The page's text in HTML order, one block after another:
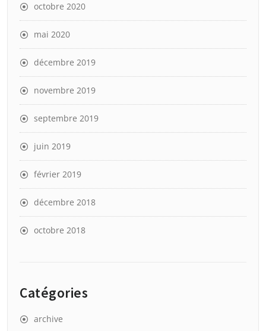
octobre 2020
mai 2020
décembre 2019
novembre 2019
septembre 2019
juin 2019
février 2019
décembre 2018
octobre 2018
Catégories
archive